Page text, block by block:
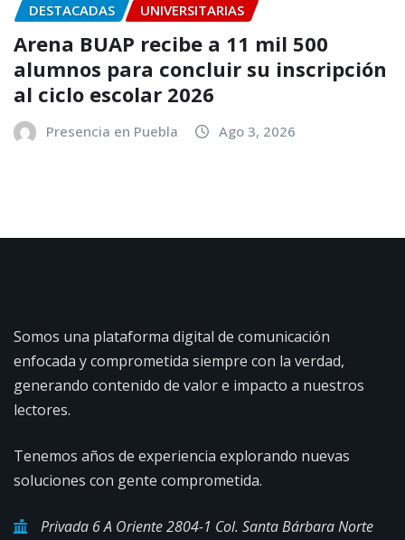
DESTACADAS UNIVERSITARIAS
Arena BUAP recibe a 11 mil 500
alumnos para concluir su inscripción
al ciclo escolar 2026
Presencia en Puebla Ago 3, 2026
Somos una plataforma digital de comunicación
enfocada y comprometida siempre con la verdad,
generando contenido de valor e impacto a nuestros
lectores.
Tenemos años de experiencia explorando nuevas
soluciones con gente comprometida.
Privada 6 A Oriente 2804-1 Col. Santa Bárbara Norte